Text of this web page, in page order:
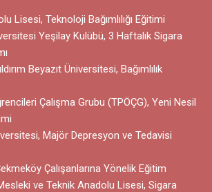
Lisesi, Teknoloji Bağımlılığı Eğitimi
Yeşilay Kulübü, 3 Haftalık Sigara
Beyazıt Üniversitesi, Bağımlılık
Çalışma Grubu (TPÖÇG), Yeni Nesil
Majör Depresyon ve Tedavisi
Çalışanlarına Yönelik Eğitim
ve Teknik Anadolu Lisesi, Sigara